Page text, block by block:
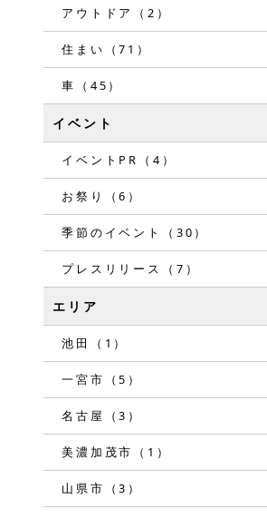
アウトドア（2）
住まい（71）
車（45）
イベント
イベントPR（4）
お祭り（6）
季節のイベント（30）
プレスリリース（7）
エリア
池田（1）
一宮市（5）
名古屋（3）
美濃加茂市（1）
山県市（3）